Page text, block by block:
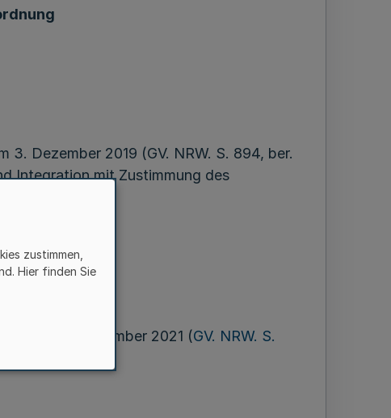
Dezember 2019 (GV. NRW. S. 894, ber.
Integration mit Zustimmung des
vom 9. Dezember 2021 (GV. NRW. S.
zustimmen,
Hier finden Sie